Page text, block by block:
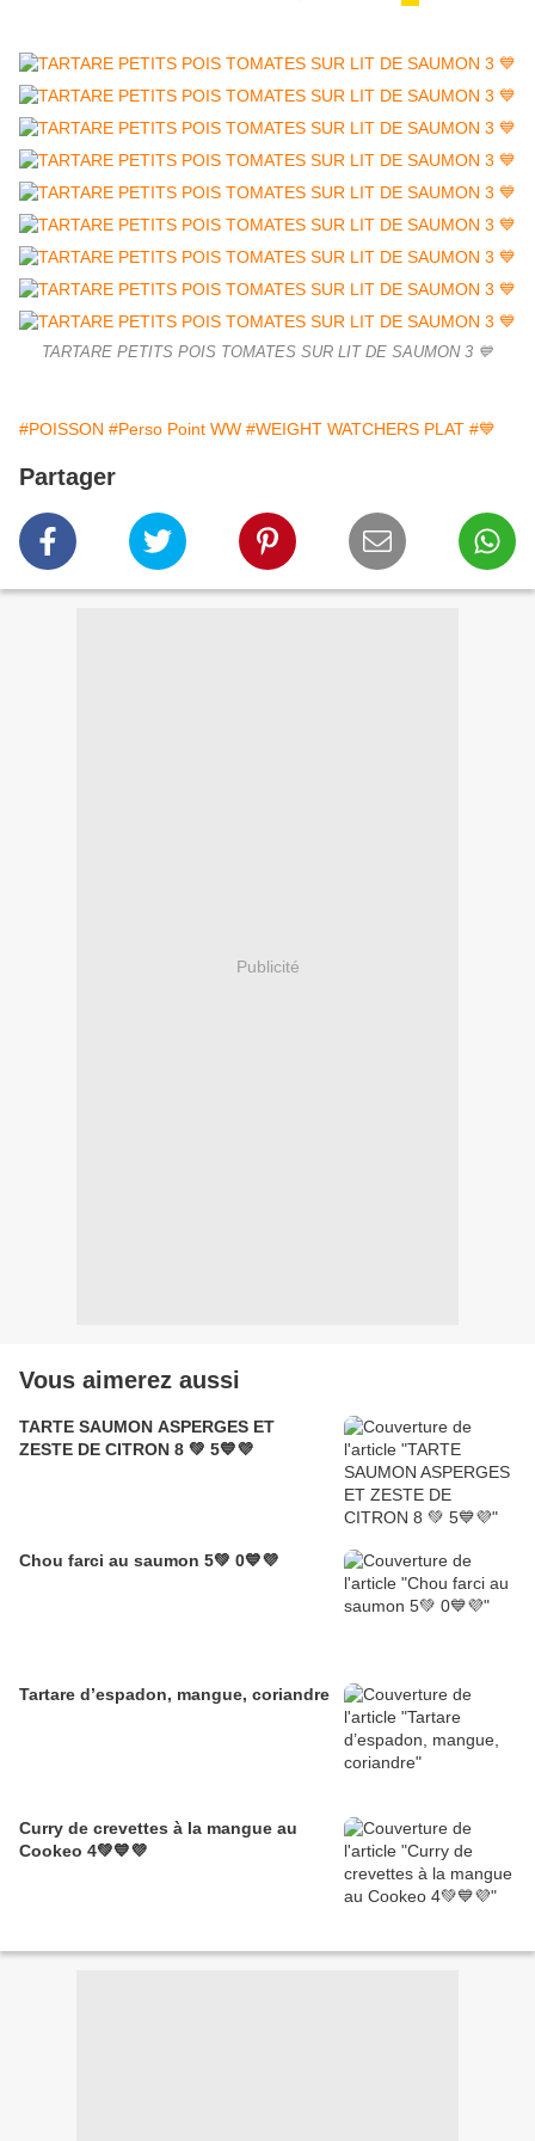
TARTARE PETITS POIS TOMATES SUR LIT DE SAUMON 3 💙
#POISSON #Perso Point WW #WEIGHT WATCHERS PLAT #💙
Partager
Publicité
Vous aimerez aussi
TARTE SAUMON ASPERGES ET
ZESTE DE CITRON 8 💚 5💙💜
Chou farci au saumon 5💚 0💙💜
Tartare d’espadon, mangue, coriandre
Curry de crevettes à la mangue au
Cookeo 4💚💙💜